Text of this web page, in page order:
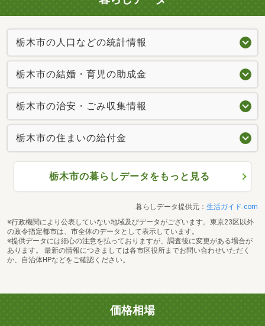
栃木市の人口などの統計情報
栃木市の結婚・育児の助成金
栃木市の治安・ごみ収集情報
栃木市の住まいの給付金
栃木市の暮らしデータをもっと見る
暮らしデータ提供元： 生活ガイド.com
※行政機関により公表していない地域及びデータがございます。東京23区以外
の政令指定都市は、市全体のデータとして表示しています。
※提供データには細心の注意を払っておりますが、調査後に変更がある場合が
あります。 最新の情報につきましては各市区役所までお問い合わせいただく
か、自治体HPなどをご確認ください。
価格相場